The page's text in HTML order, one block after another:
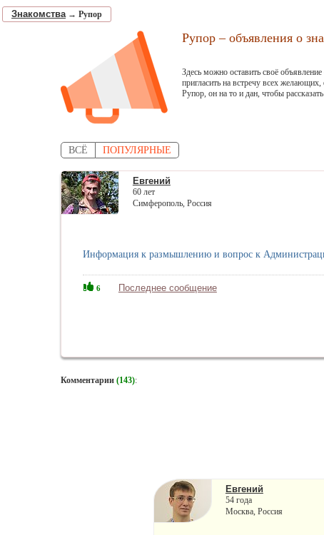
Знакомства→ Рупор
Рупор – объявления о
Здесь можно оставить своё
пригласить на встречу всех
Рупор, он на то и дан, чтобы
ВСЁ ПОПУЛЯРНЫЕ
Евгений
60 лет
Симферополь, Россия
Информация к размышлению и вопрос к
6 Последнее сообщение
Комментарии (143):
Евгений
54 года
Москва, Россия